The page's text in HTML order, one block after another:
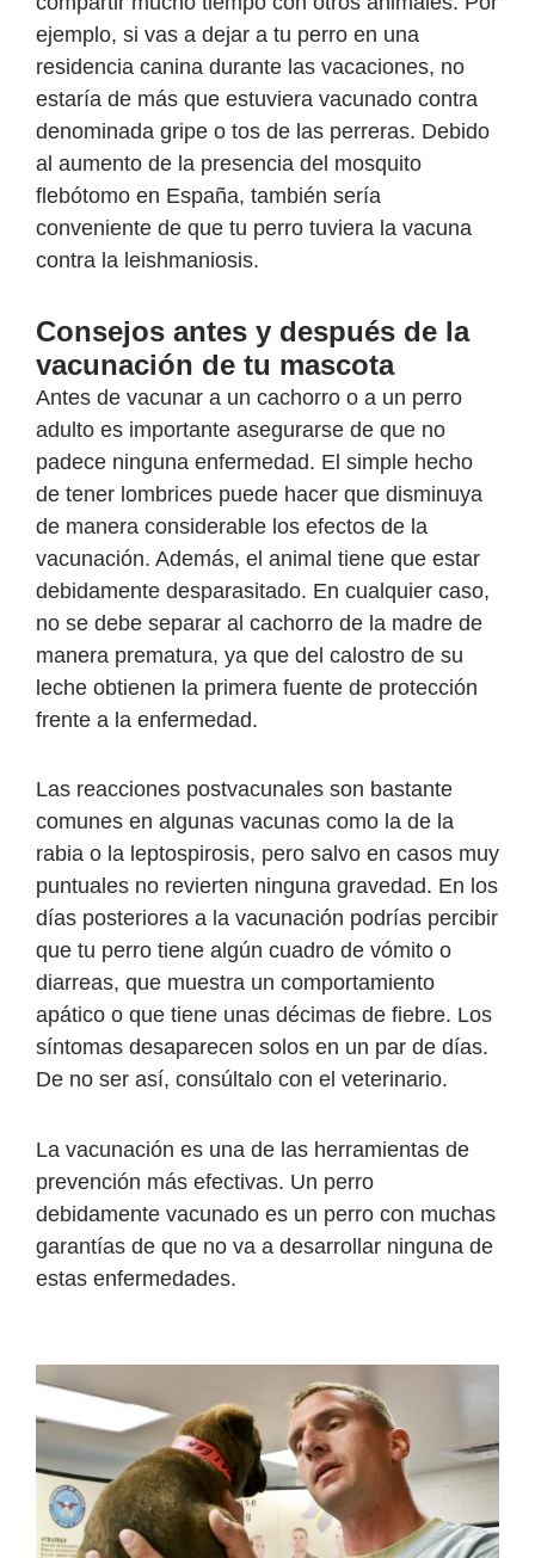
ejemplo, si vas a dejar a tu perro en una
residencia canina durante las vacaciones, no
estaría de más que estuviera vacunado contra
denominada gripe o tos de las perreras. Debido
al aumento de la presencia del mosquito
flebótomo en España, también sería
conveniente de que tu perro tuviera la vacuna
contra la leishmaniosis.
Consejos antes y después de la
vacunación de tu mascota
Antes de vacunar a un cachorro o a un perro
adulto es importante asegurarse de que no
padece ninguna enfermedad. El simple hecho
de tener lombrices puede hacer que disminuya
de manera considerable los efectos de la
vacunación. Además, el animal tiene que estar
debidamente desparasitado. En cualquier caso,
no se debe separar al cachorro de la madre de
manera prematura, ya que del calostro de su
leche obtienen la primera fuente de protección
frente a la enfermedad.
Las reacciones postvacunales son bastante
comunes en algunas vacunas como la de la
rabia o la leptospirosis, pero salvo en casos muy
puntuales no revierten ninguna gravedad. En los
días posteriores a la vacunación podrías percibir
que tu perro tiene algún cuadro de vómito o
diarreas, que muestra un comportamiento
apático o que tiene unas décimas de fiebre. Los
síntomas desaparecen solos en un par de días.
De no ser así, consúltalo con el veterinario.
La vacunación es una de las herramientas de
prevención más efectivas. Un perro
debidamente vacunado es un perro con muchas
garantías de que no va a desarrollar ninguna de
estas enfermedades.